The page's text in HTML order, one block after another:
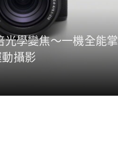
光學變焦～一機全能掌
攝影